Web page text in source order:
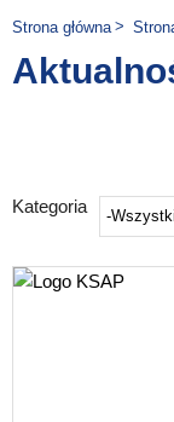
Jesteś tutaj:
Strona główna
Kategoria